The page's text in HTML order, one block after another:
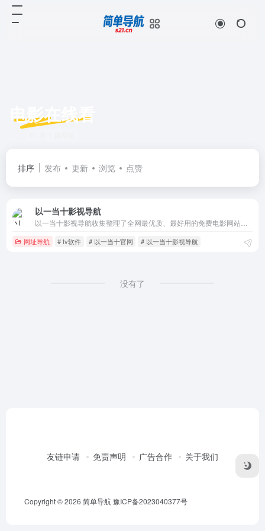
电影在线看
排序 发布 更新 浏览 点赞
以一当十影视导航
网址导航 # tv软件 # 以一当十官网 # 以一当十影视导航
没有了
友链申请 免责声明 广告合作 关于我们
Copyright © 2026 简单导航豫ICP备2023040377号